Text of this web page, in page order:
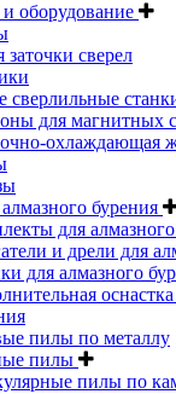
оборудование
сверел
сверлильные
для магнитных
охлаждающая
бурения
для
и дрели для
для алмазного
пилы по металлу
пилы
пилы по